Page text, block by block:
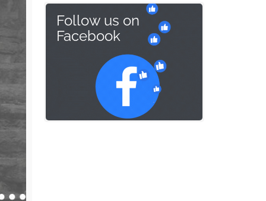
Follow us on
Facebook